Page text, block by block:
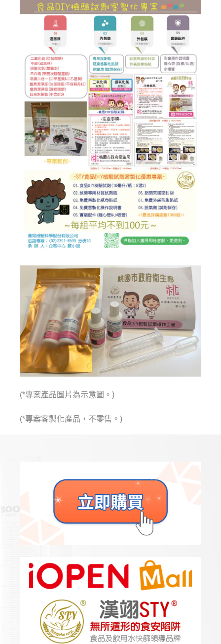
(*專案產品圖片為示意圖。)
(*專案客製化產品，不零售。)